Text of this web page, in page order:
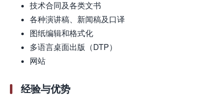
技术合同及各类文书
各种演讲稿、新闻稿及口译
图纸编辑和格式化
多语言桌面出版（DTP）
网站
经验与优势